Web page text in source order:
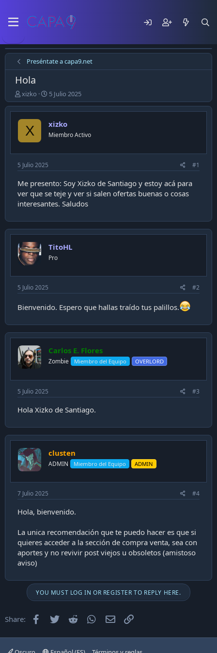
Preséntate a capa9.net
Hola
E
m
p
e
l
t
e
m
xizko
F
e
c
a
d
p
b
l
c
a
i
ó
5 Julio 2025
X xizko
Miembro Activo
5 Julio 2025 #1
Me presento: Soy Xizko de Santiago y estoy acá para
ver que se teje y ver si salen ofertas buenas o cosas
interesantes. Saludos
TitoHL
Pro
5 Julio 2025 #2
Bienvenido. Espero que hallas traído tus palillos.
Carlos E. Flores
Zombie Miembro del Equipo OVERLORD
5 Julio 2025 #3
Hola Xizko de Santiago.
clusten
ADMIN Miembro del Equipo ADMIN
7 Julio 2025 #4
Hola, bienvenido.
La unica recomendación que te puedo hacer es que si
quieres acceder a la sección de compra venta, sea con
aportes y no revivir post viejos u obsoletos (amistoso
aviso)
YOU MUST LOG IN OR REGISTER TO REPLY HERE.
Share: Facebook
Twitter Reddit WhatsApp
Email